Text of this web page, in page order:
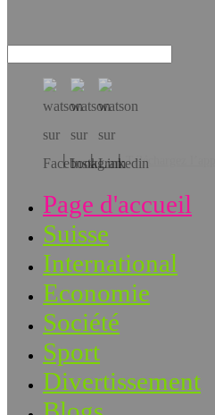
Téléchargez l’app!
Page d'accueil
Suisse
International
Economie
Société
Sport
Divertissement